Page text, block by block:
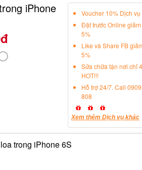
iPhone
Voucher 10% Dịch
Đặt trước Online
5%
Like và Share FB
5%
Sửa chữa tận nơi chỉ
HOT!!!
Hỗ trợ 24/7. Call
808
Xem thêm Dịch vụ khác
trong iPhone 6S